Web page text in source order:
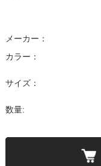
メーカー：
カラー：
サイズ：
数量: